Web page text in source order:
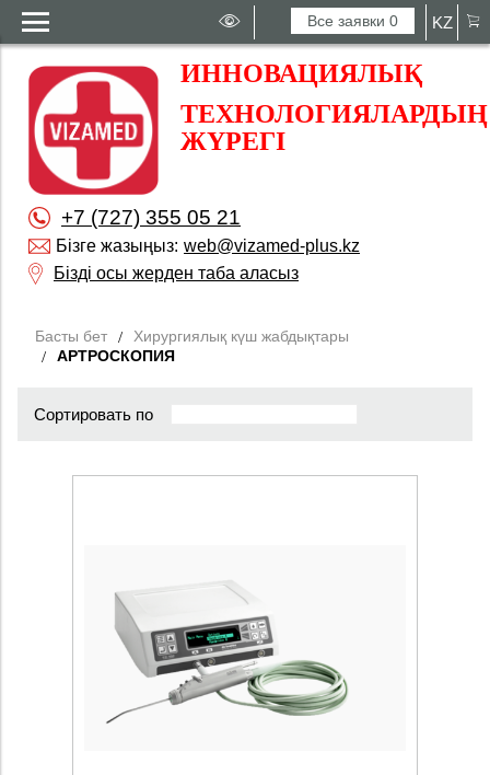
Все заявки0 KZ
ИННОВАЦИЯЛЫҚ
ТЕХНОЛОГИЯЛАРДЫҢ
ЖҮРЕГІ
+7 (727) 355 05 21
Бізге жазыңыз: web@vizamed-plus.kz
Бізді осы жерден таба аласыз
Басты бет Хирургиялық күш жабдықтары
АРТРОСКОПИЯ
Сортировать по